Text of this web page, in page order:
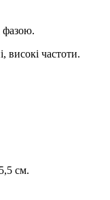
фазою.
високі частоти.
см.